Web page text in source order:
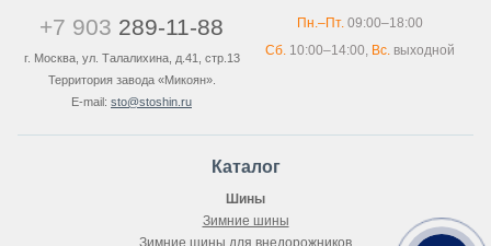
+7 903 289-11-88
г. Москва, ул. Талалихина, д.41, стр.13
Территория завода «Микоян».
E-mail: sto@stoshin.ru
Пн.–Пт.09:00–18:00
Сб.10:00–14:00, Вс.выходной
Каталог
Шины
Зимние шины
Зимние шины для внедорожников